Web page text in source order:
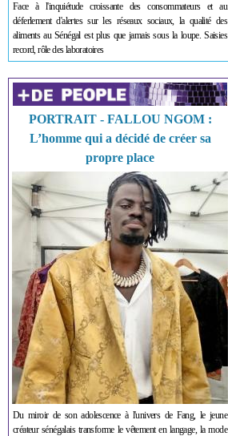
Face à l'inquiétude croissante des consommateurs et au
déferlement d'alertes sur les réseaux sociaux, la qualité des
aliments au Sénégal est plus que jamais sous la loupe. Saisies
record, rôle des laboratoires
PORTRAIT - FALLOU NGOM :
L’homme qui a décidé de créer sa
propre place
Du miroir de son adolescence à l'univers de Fang, le jeune
créateur sénégalais transforme le vêtement en langage, la mode